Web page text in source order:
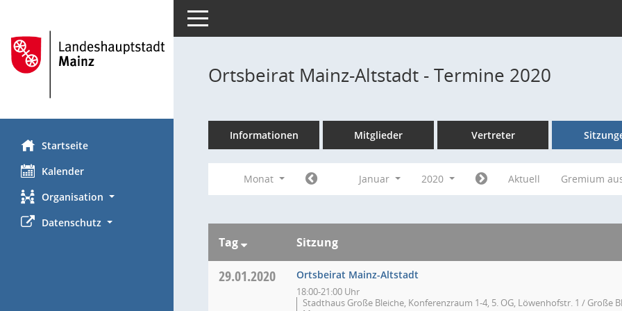
Startseite
Kalender
Organisation
Datenschutz
Toggle navigation
Ortsbeirat Mainz-Altstadt - Termine 2020
Informationen Mitglieder Vertreter
Monat Januar 2020 Aktuell Gremium
Tag Sitzung
29.01.2020 Ortsbeirat Mainz-Altstadt
18:00-21:00 Uhr
Stadthaus Große Bleiche, Konferenzraum 1-4, 5. OG, Löwenhofstr. 1 / Große